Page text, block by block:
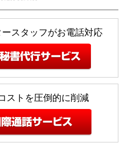
スタッフがお電話対応
ストを圧倒的に削減